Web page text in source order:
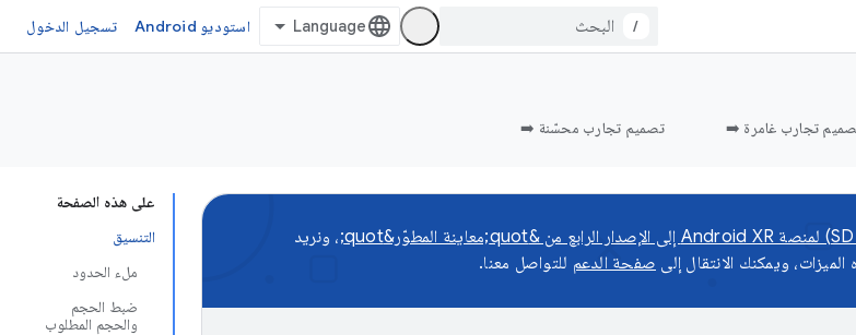
/ استوديو Android تسجيل الدخول
تجارب غامرة ➡️ تصميم تجارب محسّنة ➡️
على هذه الصفحة
التنسيق
ملء الحدود
ضبط الحجم
والحجم المطلوب
، ونريد
ويمكنك الانتقال إلى صفحة الدعم للتواصل معنا.